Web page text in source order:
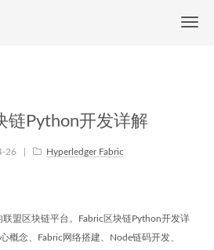
链Python开发详解
26 Hyperledger Fabric
联盟区块链平台。Fabric区块链Python开发详
概念、Fabric网络搭建、Node链码开发、